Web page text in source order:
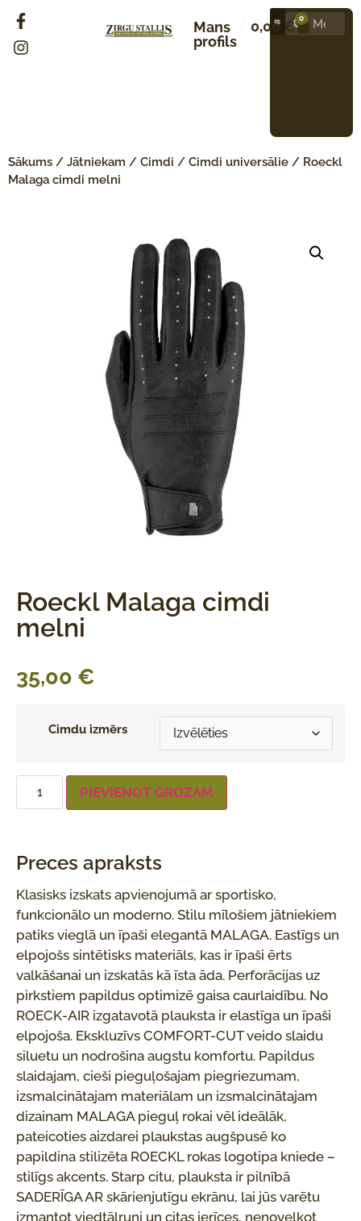
Mans
profils
0,00 € 0
Sākums / Jātniekam / Cimdi / Cimdi universālie / Roeckl
Malaga cimdi melni
Roeckl Malaga cimdi
melni
35,00 €
Cimdu izmērs
PIEVIENOT GROZAM
Preces apraksts
Klasisks izskats apvienojumā ar sportisko,
funkcionālo un moderno. Stilu mīlošiem jātniekiem
patiks vieglā un īpaši elegantā MALAGA. Eastīgs un
elpojošs sintētisks materiāls, kas ir īpaši ērts
valkāšanai un izskatās kā īsta āda. Perforācijas uz
pirkstiem papildus optimizē gaisa caurlaidību. No
ROECK-AIR izgatavotā plauksta ir elastīga un īpaši
elpojoša. Ekskluzīvs COMFORT-CUT veido slaidu
siluetu un nodrošina augstu komfortu. Papildus
slaidajam, cieši pieguļošajam piegriezumam,
izsmalcinātajam materiālam un izsmalcinātajam
dizainam MALAGA pieguļ rokai vēl ideālāk,
pateicoties aizdarei plaukstas augšpusē ko
papildina stilizēta ROECKL rokas logotipa kniede –
stilīgs akcents. Starp citu, plauksta ir pilnībā
SADERĪGA AR skārienjutīgu ekrānu, lai jūs varētu
izmantot viedtālruni un citas ierīces, nenovelkot